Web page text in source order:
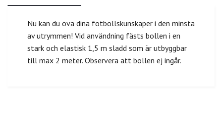
Nu kan du öva dina fotbollskunskaper i den minsta
av utrymmen! Vid användning fästs bollen i en
stark och elastisk 1,5 m sladd som är utbyggbar
till max 2 meter. Observera att bollen ej ingår.